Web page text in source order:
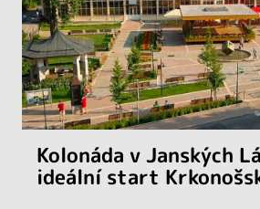
Kolonáda v Janských
ideální start